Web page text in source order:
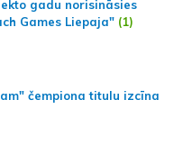
gadu norisināsies
Games Liepaja" (1)
čempiona titulu izcīna